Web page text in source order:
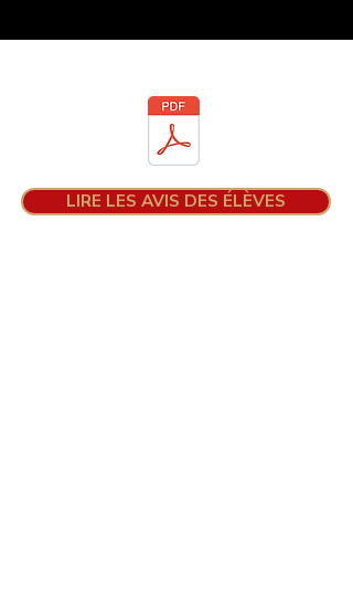
LIRE LES AVIS DES ÉLÈVES